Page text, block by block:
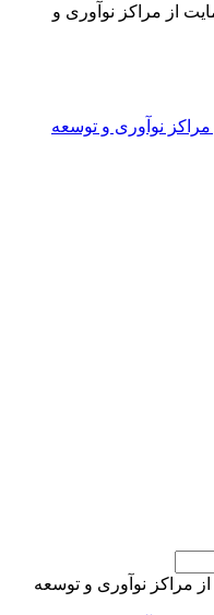
از مراکز نوآوری و
مراکز نوآوری و توسعه